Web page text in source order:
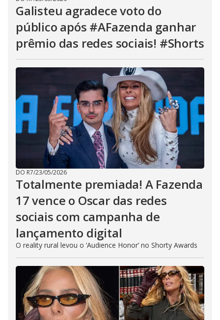
Galisteu agradece voto do
público após #AFazenda ganhar
prêmio das redes sociais! #Shorts
DO R7/23/05/2026
Totalmente premiada! A Fazenda
17 vence o Oscar das redes
sociais com campanha de
lançamento digital
O reality rural levou o ‘Audience Honor’ no Shorty Awards